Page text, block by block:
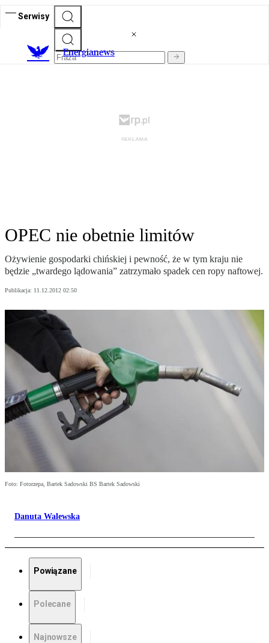
Serwisy
Energianews
OPEC nie obetnie limitów
Ożywienie gospodarki chińskiej i pewność, że w tym kraju nie
będzie „twardego lądowania” zatrzymało spadek cen ropy naftowej.
Publikacja: 11.12.2012 02:50
Foto: Fotorzepa, Bartek Sadowski BS Bartek Sadowski
Danuta Walewska
Powiązane
Polecane
Najnowsze